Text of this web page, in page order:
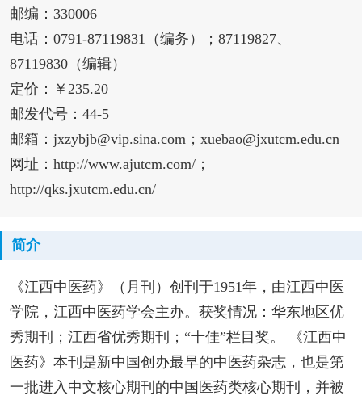
邮编：330006
电话：0791-87119831（编务）；87119827、
87119830（编辑）
定价：￥235.20
邮发代号：44-5
邮箱：jxzybjb@vip.sina.com；xuebao@jxutcm.edu.cn
网址：http://www.ajutcm.com/；
http://qks.jxutcm.edu.cn/
简介
《江西中医药》（月刊）创刊于1951年，由江西中医
学院，江西中医药学会主办。获奖情况：华东地区优
秀期刊；江西省优秀期刊；“十佳”栏目奖。 《江西中
医药》本刊是新中国创办最早的中医药杂志，也是第
一批进入中文核心期刊的中国医药类核心期刊，并被